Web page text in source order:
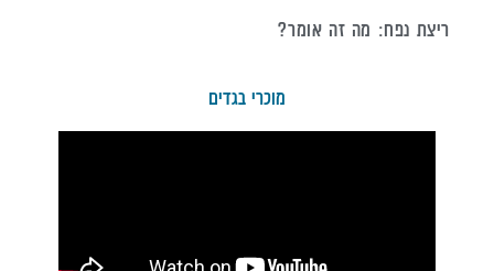
ריצת נפח: מה זה אומר?
מוכרי בגדים